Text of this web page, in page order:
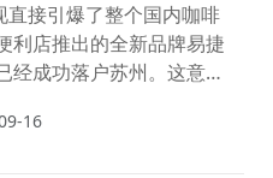
直接引爆了整个国内咖啡
利店推出的全新品牌易捷
经成功落户苏州。这意味
场的竞争态势。
16